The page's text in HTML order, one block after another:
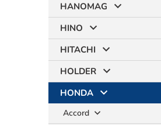
HANOMAG
HINO
HITACHI
HOLDER
HONDA
Accord